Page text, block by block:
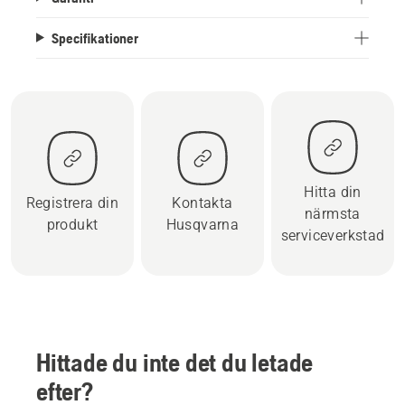
Specifikationer
Registrera din
produkt
Kontakta
Husqvarna
Hitta din
närmsta
serviceverkstad
Hittade du inte det du letade
efter?